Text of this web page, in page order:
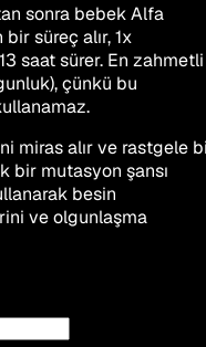
sonra bebek Alfa
süreç alır, 1x
saat sürer. En zahmetli
çünkü bu
miras alır ve rastgele
bir mutasyon şansı
besin
ve olgunlaşma